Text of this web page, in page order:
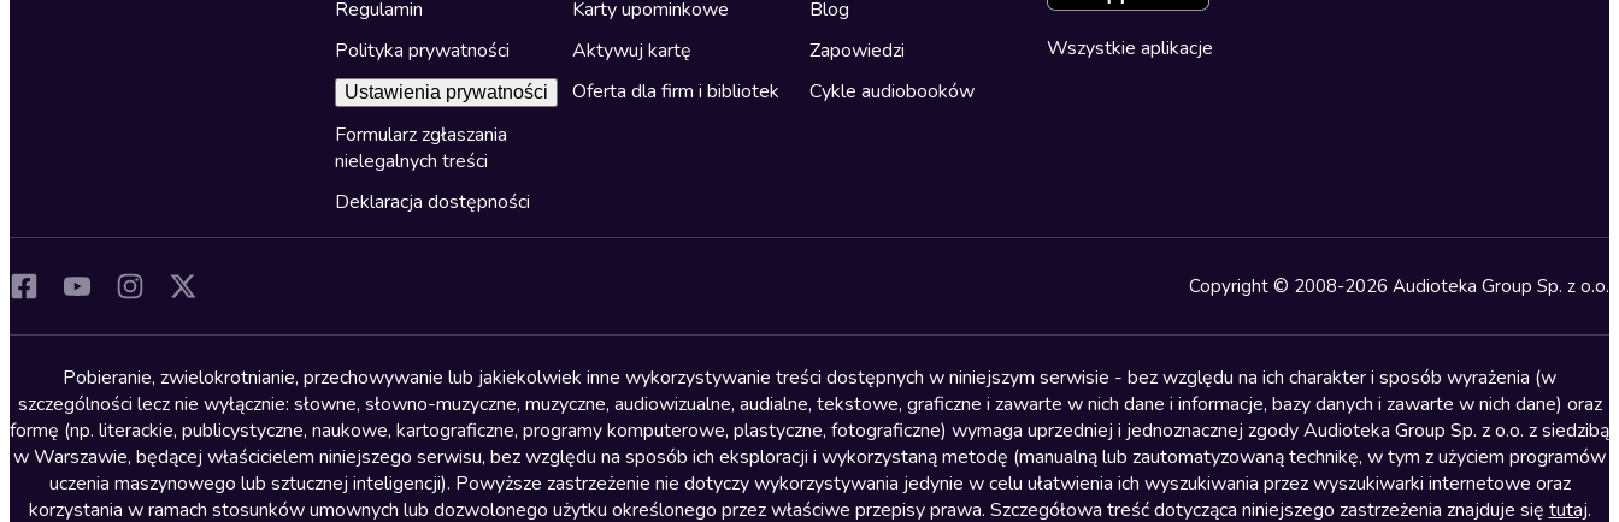
Regulamin
Polityka prywatności
Ustawienia prywatności
Formularz zgłaszania
nielegalnych treści
Deklaracja dostępności
Karty upominkowe
Aktywuj kartę
Oferta dla firm i bibliotek
Blog
Zapowiedzi
Cykle audiobooków
Wszystkie aplikacje
Copyright © 2008-2026 Audioteka Group Sp. z o.o.
Pobieranie, zwielokrotnianie, przechowywanie lub jakiekolwiek inne wykorzystywanie treści dostępnych w niniejszym serwisie - bez względu na ich charakter i sposób wyrażenia (w
szczególności lecz nie wyłącznie: słowne, słowno-muzyczne, muzyczne, audiowizualne, audialne, tekstowe, graficzne i zawarte w nich dane i informacje, bazy danych i zawarte w nich dane) oraz
formę (np. literackie, publicystyczne, naukowe, kartograficzne, programy komputerowe, plastyczne, fotograficzne) wymaga uprzedniej i jednoznacznej zgody Audioteka Group Sp. z o.o. z siedzibą
w Warszawie, będącej właścicielem niniejszego serwisu, bez względu na sposób ich eksploracji i wykorzystaną metodę (manualną lub zautomatyzowaną technikę, w tym z użyciem programów
uczenia maszynowego lub sztucznej inteligencji). Powyższe zastrzeżenie nie dotyczy wykorzystywania jedynie w celu ułatwienia ich wyszukiwania przez wyszukiwarki internetowe oraz
korzystania w ramach stosunków umownych lub dozwolonego użytku określonego przez właściwe przepisy prawa. Szczegółowa treść dotycząca niniejszego zastrzeżenia znajduje się tutaj.